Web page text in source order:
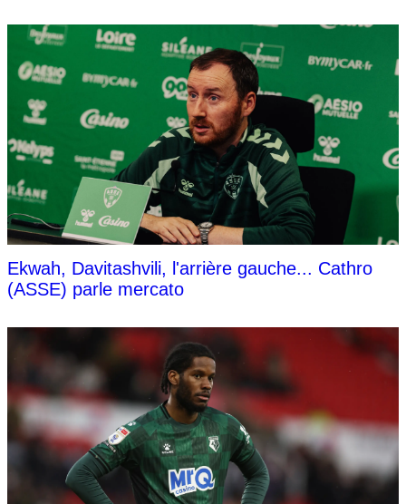
Ekwah, Davitashvili, l'arrière gauche... Cathro
(ASSE) parle mercato